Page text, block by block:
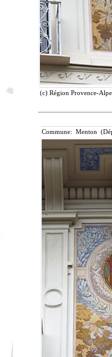
(c) Région Provence-
Commune: Menton